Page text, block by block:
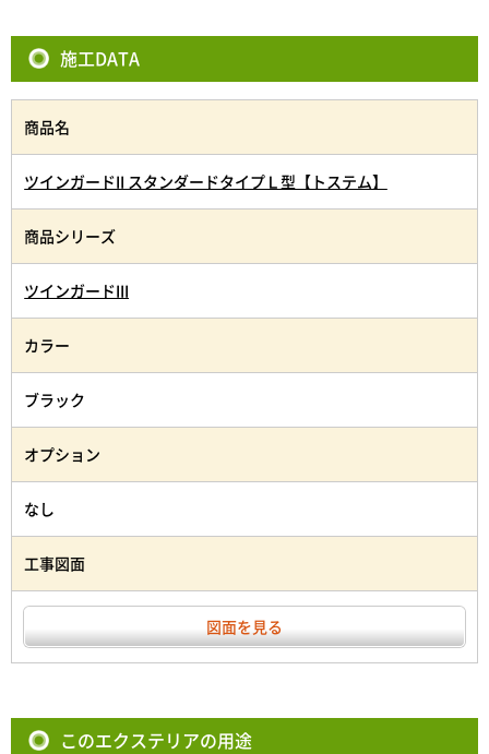
施工DATA
商品名
ツインガードII スタンダードタイプＬ型【トステム】
商品シリーズ
ツインガードIII
カラー
ブラック
オプション
なし
工事図面
図面を見る
このエクステリアの用途